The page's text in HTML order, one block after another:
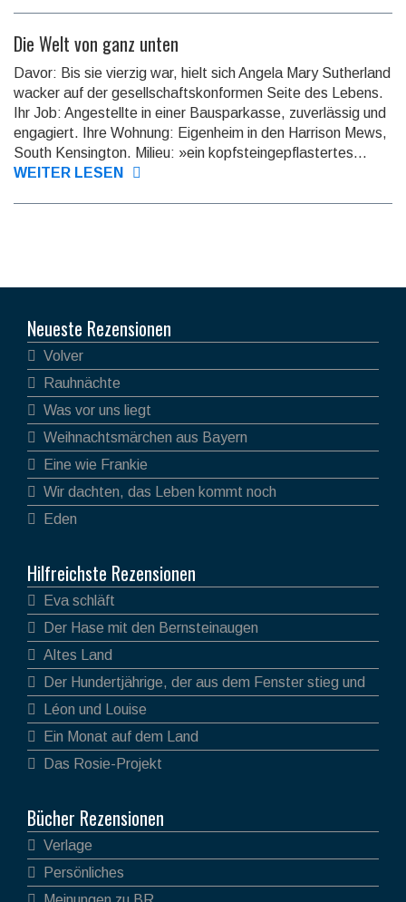
Die Welt von ganz unten
Davor: Bis sie vierzig war, hielt sich Angela Mary Sutherland
wacker auf der ge­sell­schafts­kon­for­men Seite des Lebens.
Ihr Job: Angestellte in einer Bau­spar­kas­se, zuverlässig und
engagiert. Ihre Wohnung: Eigen­heim in den Har­ri­son Mews,
South Kensington. Milieu: »ein kopfsteingepflastertes...
WEITER LESEN
Neueste Rezensionen
Volver
Rauhnächte
Was vor uns liegt
Weihnachtsmärchen aus Bayern
Eine wie Frankie
Wir dachten, das Leben kommt noch
Eden
Hilfreichste Rezensionen
Eva schläft
Der Hase mit den Bernsteinaugen
Altes Land
Der Hundertjährige, der aus dem Fenster stieg und
verschwand
Léon und Louise
Ein Monat auf dem Land
Das Rosie-Projekt
Bücher Rezensionen
Verlage
Persönliches